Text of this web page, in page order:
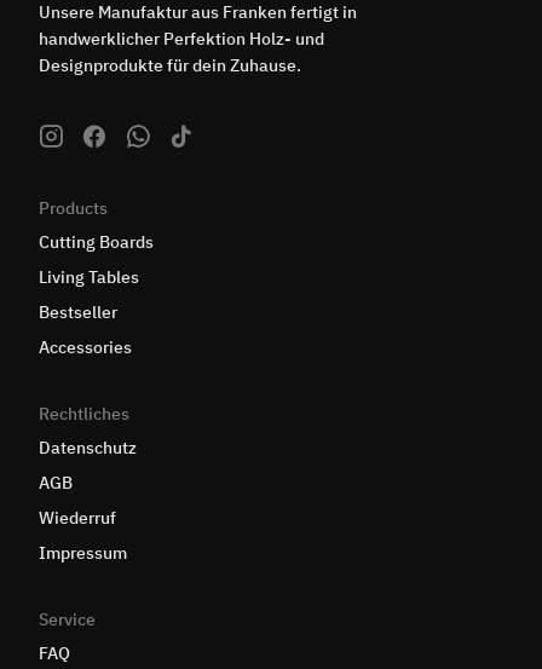
Unsere Manufaktur aus Franken fertigt in
handwerklicher Perfektion Holz- und
Designprodukte für dein Zuhause.
Products
Cutting Boards
Living Tables
Bestseller
Accessories
Rechtliches
Datenschutz
AGB
Wiederruf
Impressum
Service
FAQ